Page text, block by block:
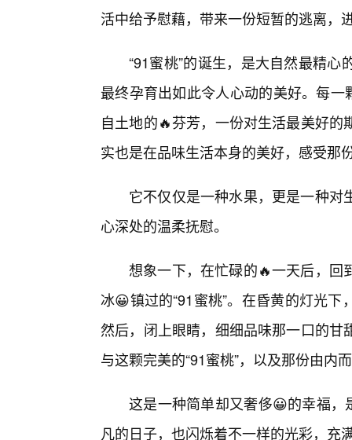
活中给予慰藉，带来一份短暂的逃离，
“91蜜桃”的诞生，是大自然最精
最终孕育出如此令人心动的美好。每一
自土地的🔥芬芳，一份对生活最美好
实也是在品味生活本身的美好，感受那
它不仅仅是一种水果，更是一种
心深处的温柔抚慰。
想象一下，在忙碌的🔥一天后，回
冰😀镇过的“91蜜桃”。在昏黄的灯光
然后，闭上眼睛，细细品味那一口的
与这颗完美的“91蜜桃”，以及那份由内
这是一种简单却又奢侈😀的幸福，
凡的日子，也闪烁着不一样的光彩，充